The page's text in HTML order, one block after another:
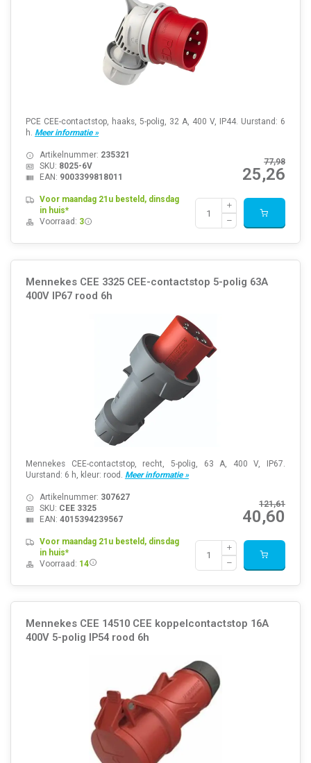
PCE CEE-contactstop, haaks, 5-polig, 32 A, 400 V, IP44. Uurstand: 6
h. Meer informatie »
77,98
25,26
Artikelnummer: 235321
SKU: 8025-6V
EAN: 9003399818011
Voor maandag 21u besteld, dinsdag
in huis*
Voorraad: 3
Mennekes CEE 3325 CEE-contactstop 5-polig 63A
400V IP67 rood 6h
Mennekes CEE-contactstop, recht, 5-polig, 63 A, 400 V, IP67.
Uurstand: 6 h, kleur: rood. Meer informatie »
121,61
40,60
Artikelnummer: 307627
SKU: CEE 3325
EAN: 4015394239567
Voor maandag 21u besteld, dinsdag
in huis*
Voorraad: 14
Mennekes CEE 14510 CEE koppelcontactstop 16A
400V 5-polig IP54 rood 6h